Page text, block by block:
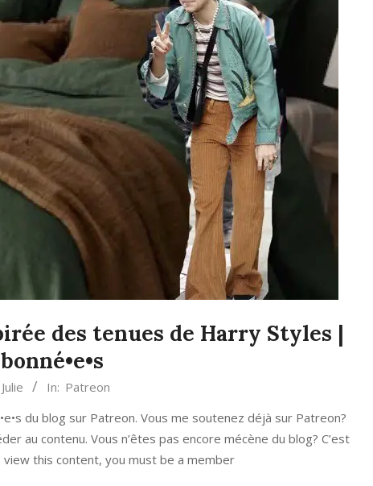
des tenues de Harry Styles |
Julie In: Patreon
du blog sur Patreon. Vous me soutenez déjà sur Patreon?
au contenu. Vous n’êtes pas encore mécène du blog? C’est
view this content, you must be a member